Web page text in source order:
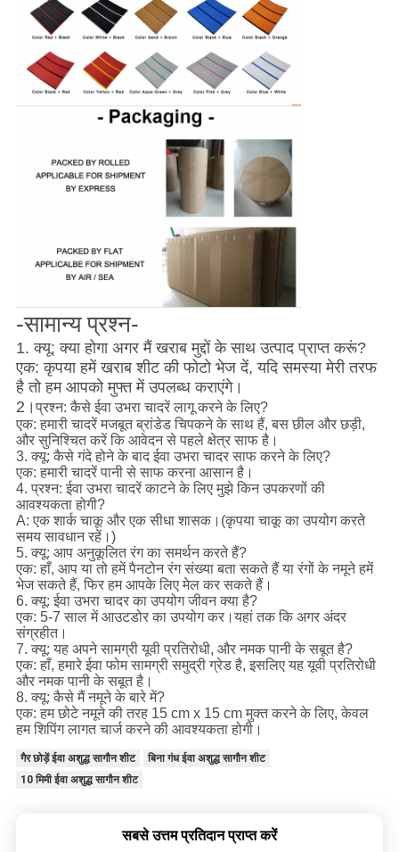
-सामान्य प्रश्न-
1. क्यू: क्या होगा अगर मैं खराब मुद्दों के साथ उत्पाद प्राप्त करूं?
एक: कृपया हमें खराब शीट की फोटो भेज दें, यदि समस्या मेरी तरफ
है तो हम आपको मुफ्त में उपलब्ध कराएंगे।
2। प्रश्न: कैसे ईवा उभरा चादरें लागू करने के लिए?
एक: हमारी चादरें मजबूत ब्रांडेड चिपकने के साथ हैं, बस छील और छड़ी,
और सुनिश्चित करें कि आवेदन से पहले क्षेत्र साफ है।
3. क्यू: कैसे गंदे होने के बाद ईवा उभरा चादर साफ करने के लिए?
एक: हमारी चादरें पानी से साफ करना आसान है।
4. प्रश्न: ईवा उभरा चादरें काटने के लिए मुझे किन उपकरणों की
आवश्यकता होगी?
A: एक शार्क चाकू और एक सीधा शासक।(कृपया चाकू का उपयोग करते
समय सावधान रहें।)
5. क्यू: आप अनुकूलित रंग का समर्थन करते हैं?
एक: हाँ, आप या तो हमें पैनटोन रंग संख्या बता सकते हैं या रंगों के नमूने हमें
भेज सकते हैं, फिर हम आपके लिए मेल कर सकते हैं।
6. क्यू: ईवा उभरा चादर का उपयोग जीवन क्या है?
एक: 5-7 साल में आउटडोर का उपयोग कर।यहां तक ​​कि अगर अंदर
संग्रहीत।
7. क्यू: यह अपने सामग्री यूवी प्रतिरोधी, और नमक पानी के सबूत है?
एक: हाँ, हमारे ईवा फोम सामग्री समुद्री ग्रेड है, इसलिए यह यूवी प्रतिरोधी
और नमक पानी के सबूत है।
8. क्यू: कैसे मैं नमूने के बारे में?
एक: हम छोटे नमूने की तरह 15 cm x 15 cm मुक्त करने के लिए, केवल
हम शिपिंग लागत चार्ज करने की आवश्यकता होगी।
गैर छोड़ें ईवा अशुद्ध सागौन शीट
बिना गंध ईवा अशुद्ध सागौन शीट
10 मिमी ईवा अशुद्ध सागौन शीट
सबसे उत्तम प्रतिदान प्राप्त करें